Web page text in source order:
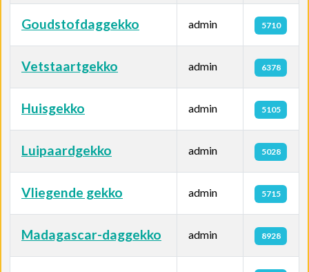
Goudstofdaggekko admin 5710
Vetstaartgekko admin 6378
Huisgekko admin 5105
Luipaardgekko admin 5028
Vliegende gekko admin 5715
Madagascar-daggekko admin 8928